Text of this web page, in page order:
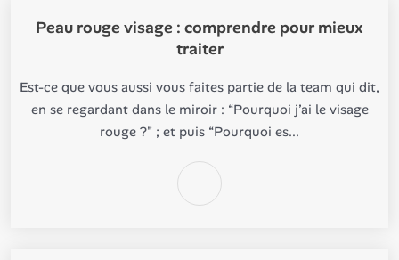
Peau rouge visage : comprendre pour mieux
traiter
Est-ce que vous aussi vous faites partie de la team qui dit,
en se regardant dans le miroir : “Pourquoi j’ai le visage
rouge ?" ; et puis “Pourquoi es...